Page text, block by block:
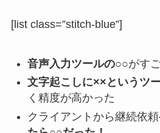
[list class=”stitch-blue”]
音声入力ツールの○○がす
文字起こしに××というツ
く精度が高かった
クライアントから継続依頼